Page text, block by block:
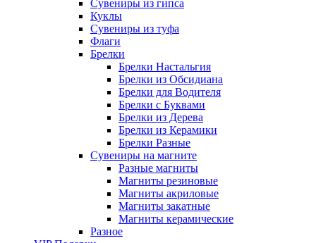
Сувениры из гипса
Куклы
Сувениры из туфа
Флаги
Брелки
Брелки Настальгия
Брелки из Обсидиана
Брелки для Водителя
Брелки с Буквами
Брелки из Дерева
Брелки из Керамики
Брелки Разные
Сувениры на магните
Разные магниты
Магниты резиновые
Магниты акриловые
Магниты закатные
Магниты керамические
Разное